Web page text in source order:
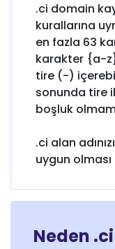
.ci domain
kurallarına
en fazla 63
karakter {a-
tire (-)
sonunda tire
boşluk
.ci alan
uygun
Neden